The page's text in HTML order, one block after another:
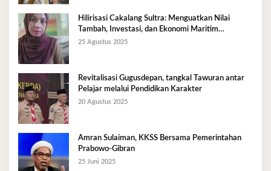
Hilirisasi Cakalang Sultra: Menguatkan Nilai
Tambah, Investasi, dan Ekonomi Maritim
Berkelanjutan
25 Agustus 2025
Revitalisasi Gugusdepan, tangkal Tawuran antar
Pelajar melalui Pendidikan Karakter
20 Agustus 2025
Amran Sulaiman, KKSS Bersama Pemerintahan
Prabowo-Gibran
25 Juni 2025